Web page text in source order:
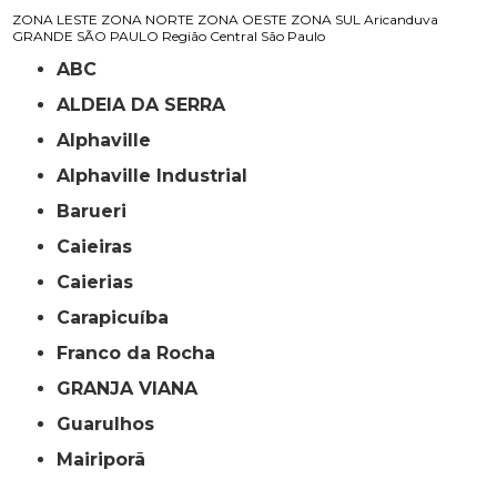
ZONA LESTE ZONA NORTE ZONA OESTE ZONA SUL Aricanduva
GRANDE SÃO PAULO Região Central São Paulo
ABC
ALDEIA DA SERRA
Alphaville
Alphaville Industrial
Barueri
Caieiras
Caierias
Carapicuíba
Franco da Rocha
GRANJA VIANA
Guarulhos
Mairiporã